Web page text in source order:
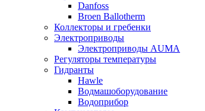
Danfoss
Broen Ballotherm
Коллекторы и гребенки
Электроприводы
Электроприводы AUMA
Регуляторы температуры
Гидранты
Hawle
Водмашоборудование
Водоприбор